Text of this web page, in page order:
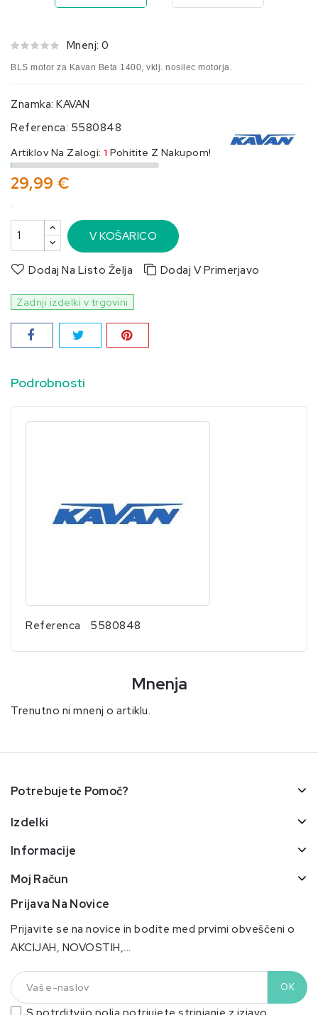
Mnenj: 0
BLS motor za Kavan Beta 1400, vklj. nosilec motorja.
Znamka: KAVAN
Referenca: 5580848
Artiklov Na Zalogi: 1 Pohitite Z Nakupom!
29,99 €
.
V KOŠARICO
Dodaj Na Listo Želja Dodaj V Primerjavo
Zadnji izdelki v trgovini
Podrobnosti
Referenca 5580848
Mnenja
Trenutno ni mnenj o artiklu.
Potrebujete Pomoč?
Izdelki
Informacije
Moj Račun
Prijava Na Novice
Prijavite se na novice in bodite med prvimi obveščeni o
AKCIJAH, NOVOSTIH,...